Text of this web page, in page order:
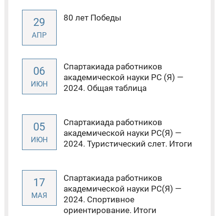
29
АПР
80 лет Победы
06
ИЮН
Спартакиада работников
академической науки РС (Я) —
2024. Общая таблица
05
ИЮН
Спартакиада работников
академической науки РС(Я) —
2024. Туристический слет. Итоги
17
МАЯ
Спартакиада работников
академической науки РС(Я) —
2024. Спортивное
ориентирование. Итоги